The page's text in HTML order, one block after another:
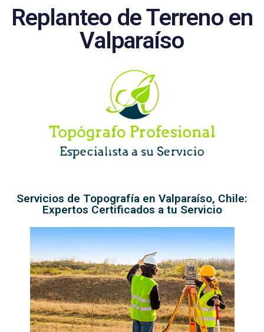
Replanteo de Terreno en
Valparaíso
Servicios de Topografía en Valparaíso, Chile:
Expertos Certificados a tu Servicio